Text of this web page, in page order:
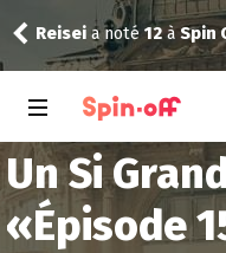
Reisei a noté12àSpin
Un Si
«Épisode